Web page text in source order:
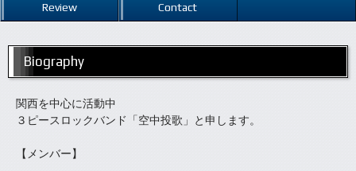
Review Contact
Biography
関西を中心に活動中
３ピースロックバンド「空中投歌」と申します。
【メンバー】